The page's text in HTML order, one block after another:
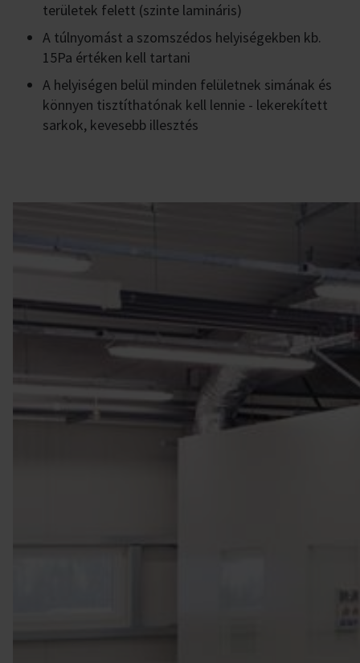
területek felett (szinte lamináris)
A túlnyomást a szomszédos helyiségekben kb.
15Pa értéken kell tartani
A helyiségen belül minden felületnek simának és
könnyen tisztíthatónak kell lennie - lekerekített
sarkok, kevesebb illesztés